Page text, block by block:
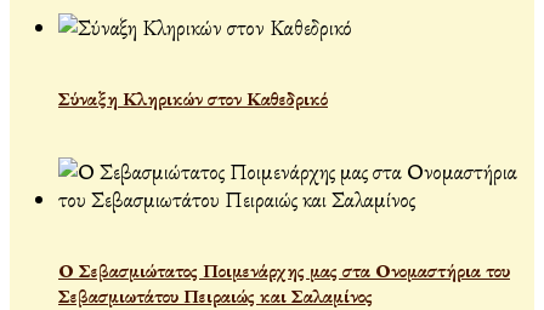
Σύναξη Κληρικών στον Καθεδρικό
Ο Σεβασμιώτατος Ποιμενάρχης μας στα Ονομαστήρια του
Σεβασμιωτάτου Πειραιώς και Σαλαμίνος